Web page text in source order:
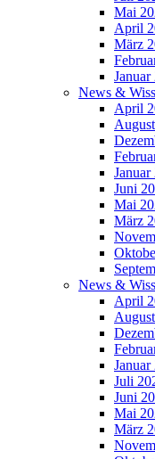
Mai
April
März
Januar
News &
April
Januar
Juni
Mai
März
News &
April
Januar
Juli
Juni
Mai
März